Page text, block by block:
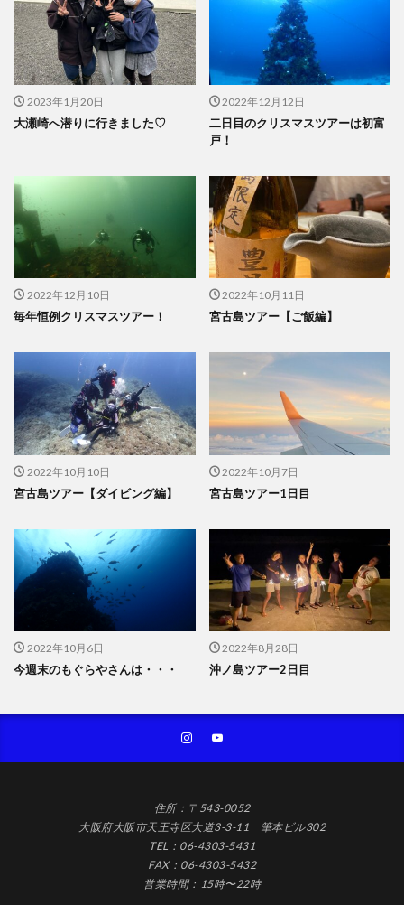
2023年1月20日
大瀬崎へ潜りに行きました♡
2022年12月12日
二日目のクリスマスツアーは初富
戸！
2022年12月10日
毎年恒例クリスマスツアー！
2022年10月11日
宮古島ツアー【ご飯編】
2022年10月10日
宮古島ツアー【ダイビング編】
2022年10月7日
宮古島ツアー1日目
2022年10月6日
今週末のもぐらやさんは・・・
2022年8月28日
沖ノ島ツアー2日目
住所：〒543-0052
大阪府大阪市天王寺区大道3-3-11 筆本ビル302
TEL：06-4303-5431
FAX：06-4303-5432
営業時間：15時〜22時